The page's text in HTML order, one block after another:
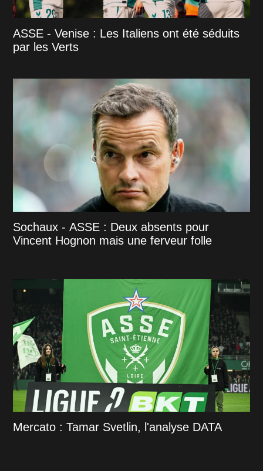
ASSE - Venise : Les Italiens ont été séduits
par les Verts
Sochaux - ASSE : Deux absents pour
Vincent Hognon mais une ferveur folle
Mercato : Tamar Svetlin, l'analyse DATA